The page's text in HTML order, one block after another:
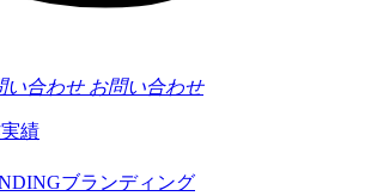
い合わせ お問い合わせ
績
ブランディング